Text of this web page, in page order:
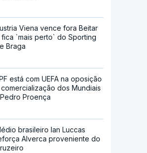
Viena vence fora Beitar
`mais perto` do Sporting
Braga
está com UEFA na oposição
dos Mundiais
Proença
brasileiro Ian Luccas
Alverca proveniente do